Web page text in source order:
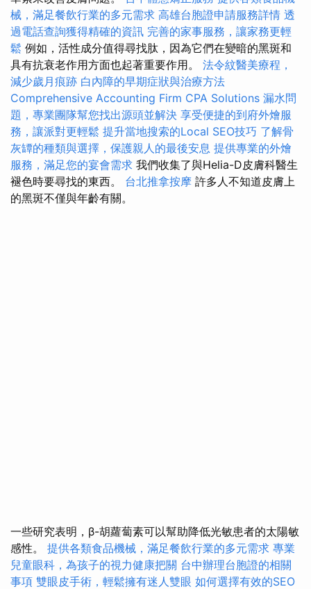
械，滿足餐飲行業的多元需求 高雄台胞證申請服務詳情 透
過電話查詢獲得精確的資訊 完善的家事服務，讓家務更輕
鬆 例如，活性成分值得尋找肽，因為它們在變暗的黑斑和
具有抗衰老作用方面也起著重要作用。 法令紋醫美療程，
減少歲月痕跡 白內障的早期症狀與治療方法
Comprehensive Accounting Firm CPA Solutions 漏水問
題，專業團隊幫您找出源頭並解決 享受便捷的到府外燴服
務，讓派對更輕鬆 提升當地搜索的Local SEO技巧 了解骨
灰罈的種類與選擇，保護親人的最後安息 提供專業的外燴
服務，滿足您的宴會需求 我們收集了與Helia-D皮膚科醫生
褪色時要尋找的東西。 台北推拿按摩 許多人不知道皮膚上
的黑斑不僅與年齡有關。
一些研究表明，β-胡蘿蔔素可以幫助降低光敏患者的太陽敏
感性。 提供各類食品機械，滿足餐飲行業的多元需求 專業
兒童眼科，為孩子的視力健康把關 台中辦理台胞證的相關
事項 雙眼皮手術，輕鬆擁有迷人雙眼 如何選擇有效的SEO